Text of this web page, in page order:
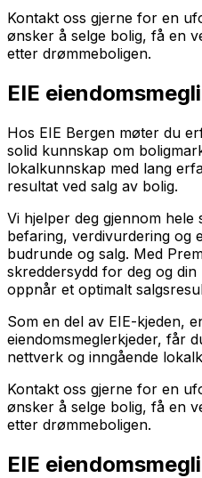
Kontakt oss gjerne for en
ønsker å selge bolig, få en
etter drømmeboligen.
EIE
Hos EIE Bergen møter du
solid kunnskap om
lokalkunnskap med lang
resultat ved salg av bolig.
Vi hjelper deg gjennom hele
befaring, verdivurdering og
budrunde og salg. Med
skreddersydd for deg og
oppnår et optimalt
Som en del av EIE-kjeden,
eiendomsmeglerkjeder, får
nettverk og inngående
Kontakt oss gjerne for en
ønsker å selge bolig, få en
etter drømmeboligen.
EIE